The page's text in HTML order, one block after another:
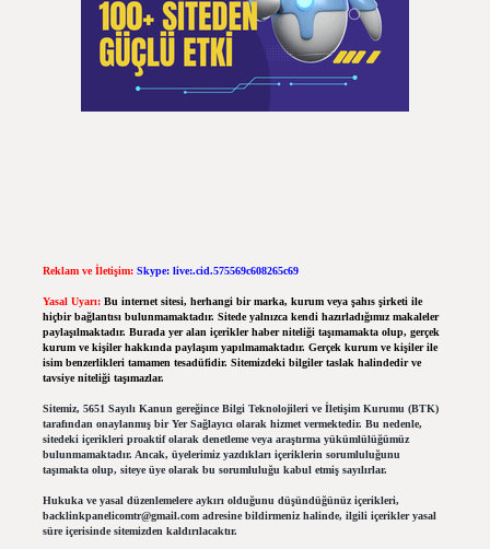
Reklam ve İletişim: Skype: live:.cid.575569c608265c69
Yasal Uyarı: Bu internet sitesi, herhangi bir marka, kurum veya şahıs şirketi ile
hiçbir bağlantısı bulunmamaktadır. Sitede yalnızca kendi hazırladığımız makaleler
paylaşılmaktadır. Burada yer alan içerikler haber niteliği taşımamakta olup, gerçek
kurum ve kişiler hakkında paylaşım yapılmamaktadır. Gerçek kurum ve kişiler ile
isim benzerlikleri tamamen tesadüfidir. Sitemizdeki bilgiler taslak halindedir ve
tavsiye niteliği taşımazlar.
Sitemiz, 5651 Sayılı Kanun gereğince Bilgi Teknolojileri ve İletişim Kurumu (BTK)
tarafından onaylanmış bir Yer Sağlayıcı olarak hizmet vermektedir. Bu nedenle,
sitedeki içerikleri proaktif olarak denetleme veya araştırma yükümlülüğümüz
bulunmamaktadır. Ancak, üyelerimiz yazdıkları içeriklerin sorumluluğunu
taşımakta olup, siteye üye olarak bu sorumluluğu kabul etmiş sayılırlar.
Hukuka ve yasal düzenlemelere aykırı olduğunu düşündüğünüz içerikleri,
backlinkpanelicomtr@gmail.comadresine bildirmeniz halinde, ilgili içerikler yasal
süre içerisinde sitemizden kaldırılacaktır.